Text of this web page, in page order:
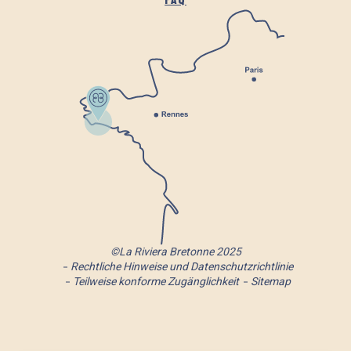
©La Riviera Bretonne 2025
Rechtliche Hinweise und Datenschutzrichtlinie
Teilweise konforme Zugänglichkeit
Sitemap